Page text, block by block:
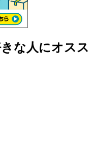
な人にオスス